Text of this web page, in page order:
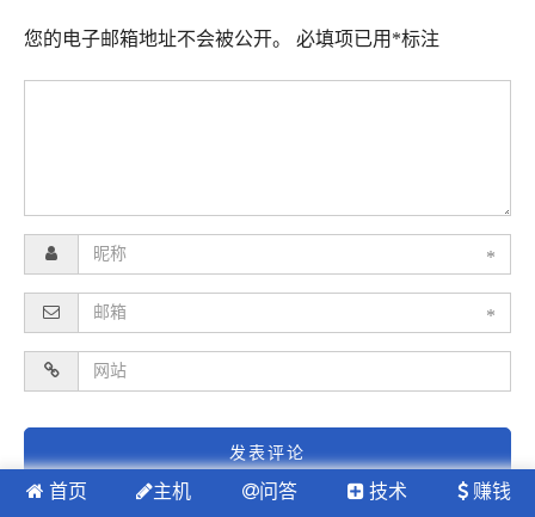
您的电子邮箱地址不会被公开。 必填项已用 *标注
*
*
首页 主机 问答 技术 赚钱